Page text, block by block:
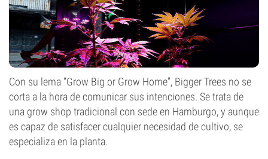
Con su lema “Grow Big or Grow Home”, Bigger Trees no se
corta a la hora de comunicar sus intenciones. Se trata de
una grow shop tradicional con sede en Hamburgo, y aunque
es capaz de satisfacer cualquier necesidad de cultivo, se
especializa en la planta.